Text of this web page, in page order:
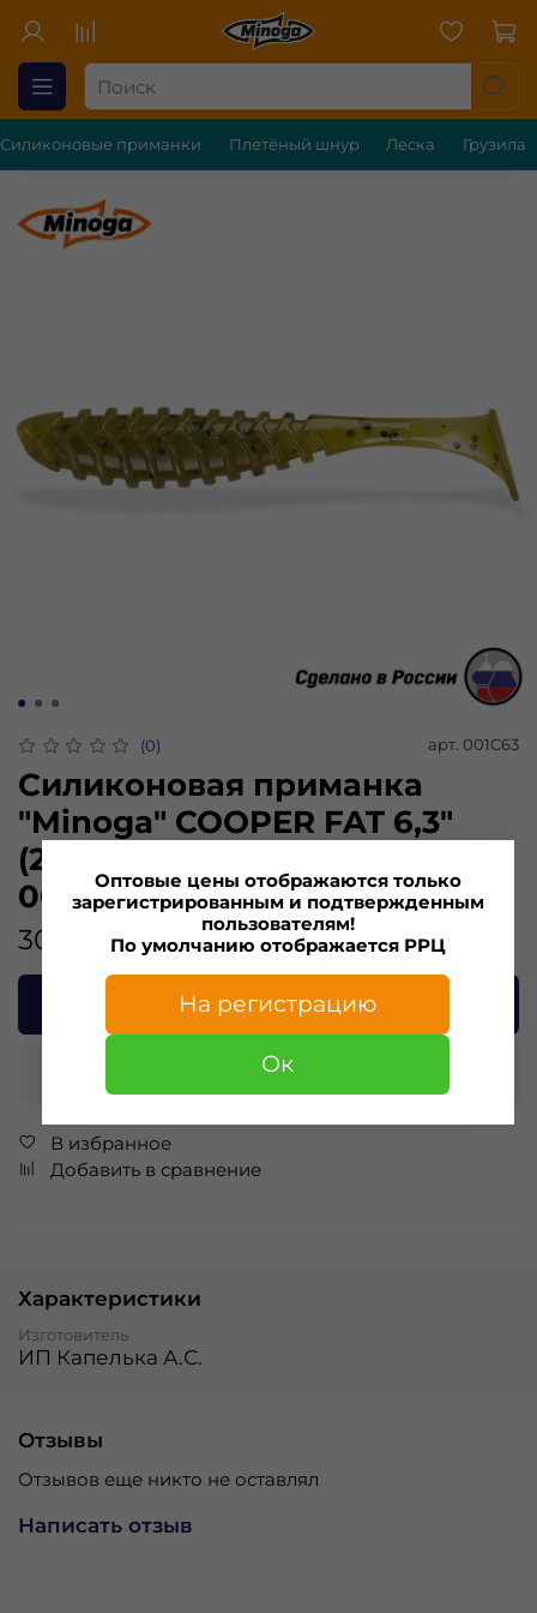
Силиконовые приманки Плетёный шнур Леска Грузила
(0) арт. 001C63
Силиконовая приманка
"Minoga" COOPER FAT 6,3"
(2шт) 160мм, 24,79 гр, цвет
001
301.00 ₽
В корзину
Купить в 1 клик
В избранное
Добавить в сравнение
Характеристики
Изготовитель
ИП Капелька А.С.
Отзывы
Отзывов еще никто не оставлял
Написать отзыв
Оптовые цены отображаются только
зарегистрированным и подтвержденным
пользователям!
По умолчанию отображается РРЦ
На регистрацию
Ок